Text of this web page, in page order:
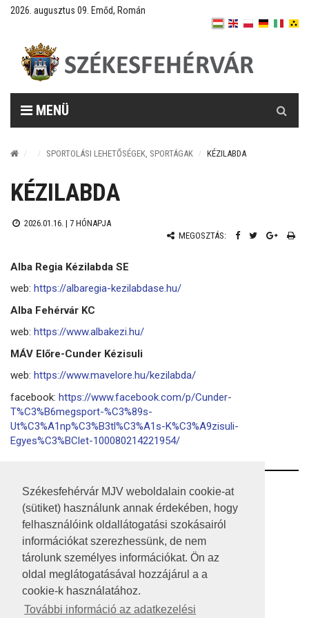
Székesfehérvár MJV weboldalain cookie-at
(sütiket) használunk annak érdekében, hogy
felhasználóink oldallátogatási szokásairól
információkat szerezhessünk, de nem
tárolunk személyes információkat. Ön az
oldal meglátogatásával hozzájárul a a
cookie-k használatához.
További információ az adatkezelési
2026. augusztus 09. Emőd, Román
MENÜ
SPORTOLÁSI LEHETŐSÉGEK, SPORTÁGAK KÉZILABDA
KÉZILABDA
2026.01.16. | 7 HÓNAPJA
MEGOSZTÁS:
Alba Regia Kézilabda SE
web: https://albaregia-kezilabdase.hu/
Alba Fehérvár KC
web: https://www.albakezi.hu/
MÁV Előre-Cunder Kézisuli
web: https://www.mavelore.hu/kezilabda/
facebook: https://www.facebook.com/p/Cunder-
T%C3%B6megsport-%C3%89s-
Ut%C3%A1np%C3%B3tl%C3%A1s-K%C3%A9zisuli-
Egyes%C3%BClet-100080214221954/
RSS
A HONLAP 2017.03.31-I ÁLLAPOTA
JOGI NYILATKOZAT
IMPRESSZUM